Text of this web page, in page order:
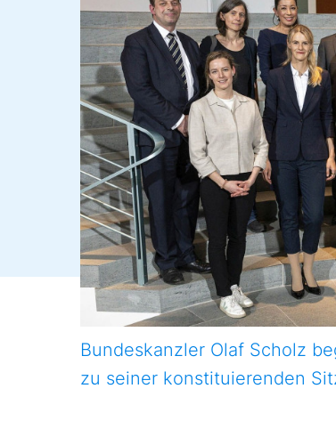
Bundeskanzler Olaf Scholz
zu seiner konstituierenden